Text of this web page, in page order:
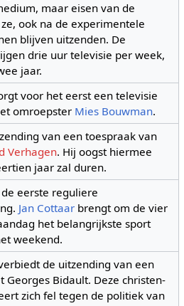
maar eisen van de
ook na de experimentele
blijven uitzenden. De
drie uur televisie per week,
jaar.
voor het eerst een televisie
omroepster Mies Bouwman.
van een toespraak van
Verhagen. Hij oogst hiermee
jaar zal duren.
eerste reguliere
Jan Cottaar brengt om de vier
het belangrijkste sport
weekend.
de uitzending van een
Georges Bidault. Deze christen-
zich fel tegen de politiek van